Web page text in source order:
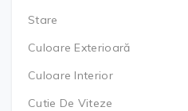
Stare
Culoare Exterioară
Culoare Interior
Cutie De Viteze